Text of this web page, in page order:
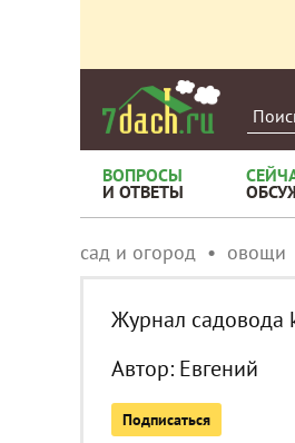
ВОПРОСЫ
И ОТВЕТЫ
сад и огород овощи
Журнал садовода
Автор: Евгений
Подписаться